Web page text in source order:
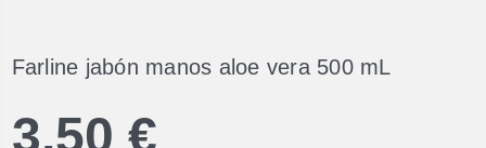
Farline jabón manos aloe vera 500 mL
3,50 €